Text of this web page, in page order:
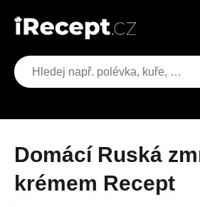
Domácí Ruská zmrzlina s
krémem Recept